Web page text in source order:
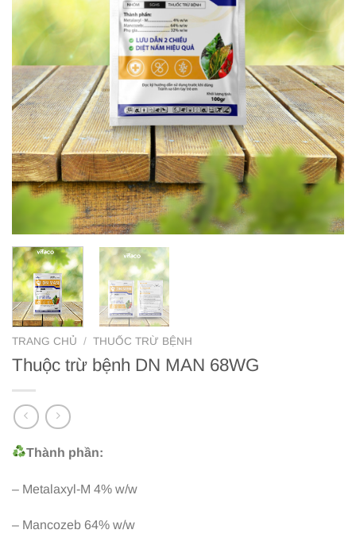
TRANG CHỦ / THUỐC TRỪ BỆNH
Thuộc trừ bệnh DN MAN 68WG
Thành phần:
– Metalaxyl-M 4% w/w
– Mancozeb 64% w/w